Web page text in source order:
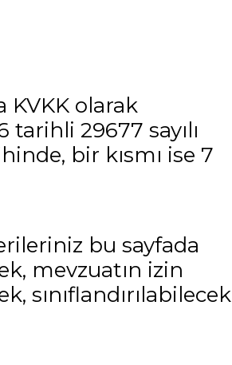
KVKK olarak
29677 sayılı
bir kısmı ise 7
bu sayfada
mevzuatın izin
sınıflandırılabilecek